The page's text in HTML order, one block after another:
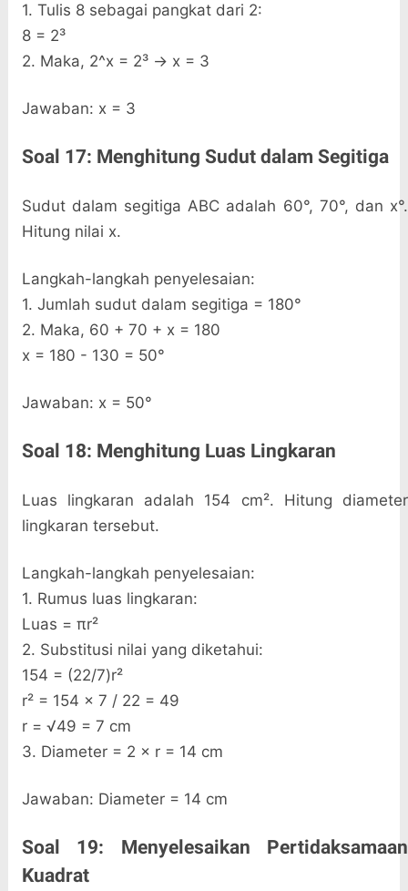
1. Tulis 8 sebagai pangkat dari 2:
8 = 2³
2. Maka, 2^x = 2³ → x = 3
Jawaban: x = 3
Soal 17: Menghitung Sudut dalam Segitiga
Sudut dalam segitiga ABC adalah 60°, 70°, dan x°.
Hitung nilai x.
Langkah-langkah penyelesaian:
1. Jumlah sudut dalam segitiga = 180°
2. Maka, 60 + 70 + x = 180
x = 180 - 130 = 50°
Jawaban: x = 50°
Soal 18: Menghitung Luas Lingkaran
Luas lingkaran adalah 154 cm². Hitung diameter
lingkaran tersebut.
Langkah-langkah penyelesaian:
1. Rumus luas lingkaran:
Luas = πr²
2. Substitusi nilai yang diketahui:
154 = (22/7)r²
r² = 154 × 7 / 22 = 49
r = √49 = 7 cm
3. Diameter = 2 × r = 14 cm
Jawaban: Diameter = 14 cm
Soal 19: Menyelesaikan Pertidaksamaan
Kuadrat